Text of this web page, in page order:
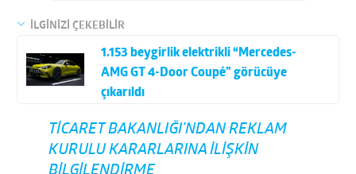
İLGİNİZİ ÇEKEBİLİR
1.153 beygirlik elektrikli “Mercedes-
AMG GT 4-Door Coupé” görücüye
çıkarıldı
TİCARET BAKANLIĞI’NDAN REKLAM
KURULU KARARLARINA İLİŞKİN